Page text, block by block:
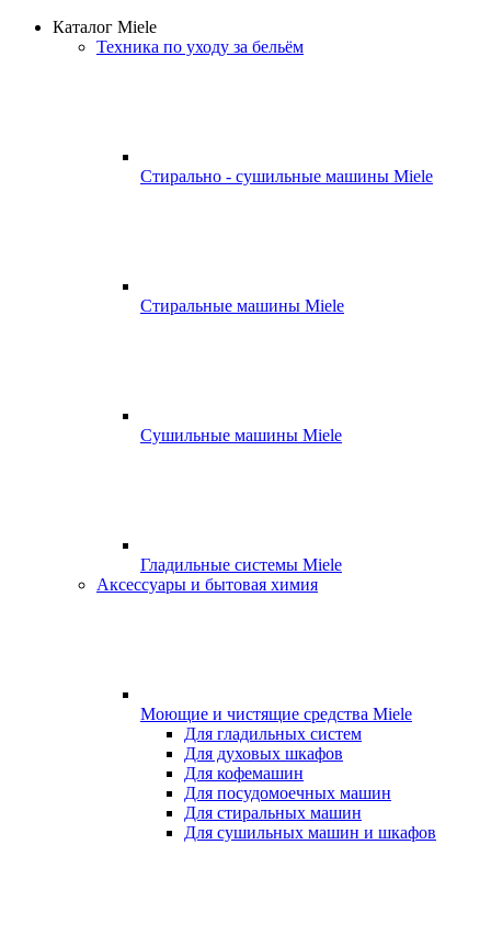
Каталог Miele
Техника по уходу за бельём
Стирально - сушильные машины Miele
Стиральные машины Miele
Сушильные машины Miele
Гладильные системы Miele
Аксессуары и бытовая химия
Моющие и чистящие средства Miele
Для гладильных систем
Для духовых шкафов
Для кофемашин
Для посудомоечных машин
Для стиральных машин
Для сушильных машин и шкафов